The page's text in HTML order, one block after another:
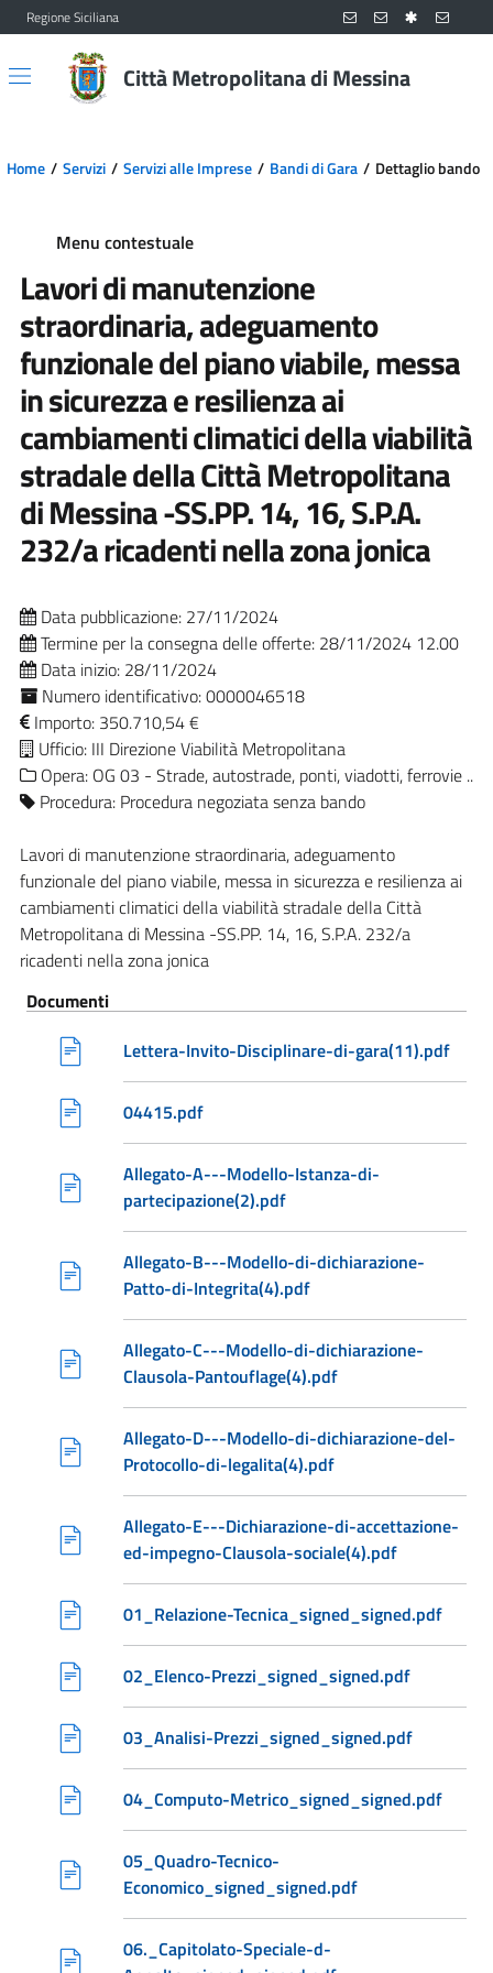
Vai al contenuto principale
Vai al menu principale
Regione Siciliana
Città Metropolitana di Messina
Home Servizi Servizi alle Imprese Bandi di Gara Dettaglio bando
Menu contestuale
Lavori di manutenzione
straordinaria, adeguamento
funzionale del piano viabile, messa
in sicurezza e resilienza ai
cambiamenti climatici della viabilità
stradale della Città Metropolitana
di Messina -SS.PP. 14, 16, S.P.A.
232/a ricadenti nella zona jonica
Data pubblicazione: 27/11/2024
Termine per la consegna delle offerte: 28/11/2024 12.00
Data inizio: 28/11/2024
Numero identificativo: 0000046518
Importo: 350.710,54 €
Ufficio: III Direzione Viabilità Metropolitana
Opera: OG 03 - Strade, autostrade, ponti, viadotti, ferrovie ..
Procedura: Procedura negoziata senza bando
Lavori di manutenzione straordinaria, adeguamento
funzionale del piano viabile, messa in sicurezza e resilienza ai
cambiamenti climatici della viabilità stradale della Città
Metropolitana di Messina -SS.PP. 14, 16, S.P.A. 232/a
ricadenti nella zona jonica
Documenti
Lettera-Invito-Disciplinare-di-gara(11).pdf
04415.pdf
Allegato-A---Modello-Istanza-di-
partecipazione(2).pdf
Allegato-B---Modello-di-dichiarazione-
Patto-di-Integrita(4).pdf
Allegato-C---Modello-di-dichiarazione-
Clausola-Pantouflage(4).pdf
Allegato-D---Modello-di-dichiarazione-del-
Protocollo-di-legalita(4).pdf
Allegato-E---Dichiarazione-di-accettazione-
ed-impegno-Clausola-sociale(4).pdf
01_Relazione-Tecnica_signed_signed.pdf
02_Elenco-Prezzi_signed_signed.pdf
03_Analisi-Prezzi_signed_signed.pdf
04_Computo-Metrico_signed_signed.pdf
05_Quadro-Tecnico-
Economico_signed_signed.pdf
06._Capitolato-Speciale-d-